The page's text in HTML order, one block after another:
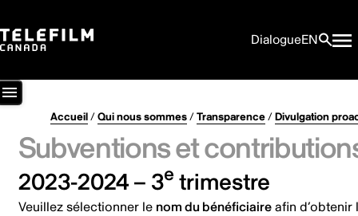
DialogueEN
Accueil/Qui nous sommes/Transparence/Divulgation
Subventions et
2023-2024 – 3e trimestre
Veuillez sélectionner le nom du bénéficiaireafin d’obtenir